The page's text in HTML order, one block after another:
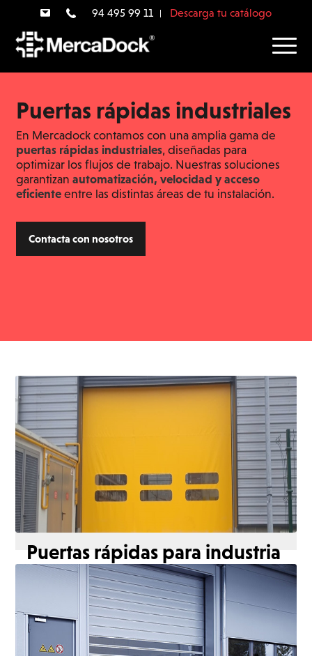
94 495 99 11 Descarga tu catálogo
Puertas rápidas industriales
En Mercadock contamos con una amplia gama de
puertas rápidas industriales, diseñadas para
optimizar los flujos de trabajo. Nuestras soluciones
garantizan automatización, velocidad y acceso
eficienteentre las distintas áreas de tu instalación.
Contacta con nosotros
Puertas rápidas para industria
Puertas rápidas industriales flexibles y ligeras que
garantizan eficiencia y fluidez en el tránsito entre
estancias.